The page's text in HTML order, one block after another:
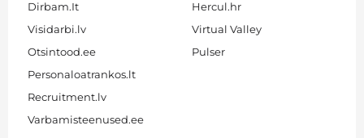
Dirbam.It
Visidarbi.lv
Otsintood.ee
Personaloatrankos.lt
Recruitment.lv
Varbamisteenused.ee
Hercul.hr
Virtual Valley
Pulser